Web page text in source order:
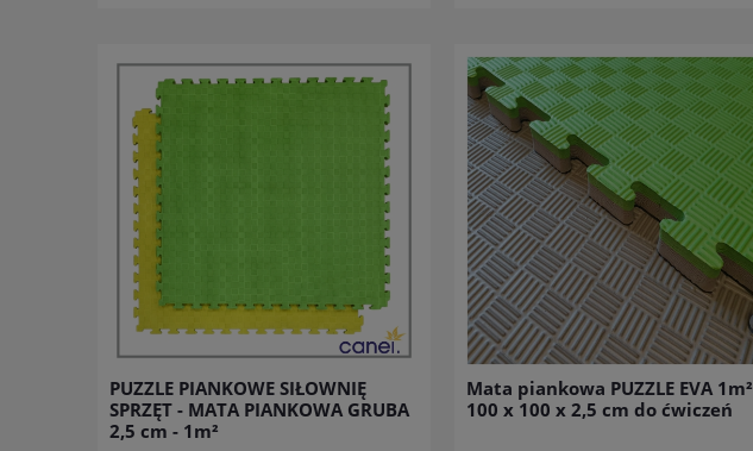
PUZZLE PIANKOWE SIŁOWNIĘ
SPRZĘT - MATA PIANKOWA GRUBA
2,5 cm - 1m²
Mata piankowa PUZZLE EVA 1m²
100 x 100 x 2,5 cm do ćwiczeń